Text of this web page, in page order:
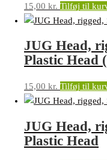
15,00 kr. Tilføj til
JUG Head,
Plastic Head
15,00 kr. Tilføj til
JUG Head,
Plastic Head